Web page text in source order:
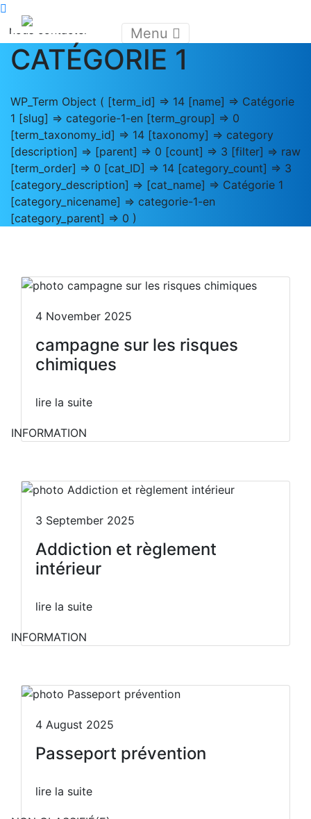
Menu
nous contacter
CATÉGORIE 1
WP_Term Object ( [term_id] => 14 [name] => Catégorie
1 [slug] => categorie-1-en [term_group] => 0
[term_taxonomy_id] => 14 [taxonomy] => category
[description] => [parent] => 0 [count] => 3 [filter] => raw
[term_order] => 0 [cat_ID] => 14 [category_count] => 3
[category_description] => [cat_name] => Catégorie 1
[category_nicename] => categorie-1-en
[category_parent] => 0 )
4 November 2025
campagne sur les risques
chimiques
lire la suite
INFORMATION
3 September 2025
Addiction et règlement
intérieur
lire la suite
INFORMATION
4 August 2025
Passeport prévention
lire la suite